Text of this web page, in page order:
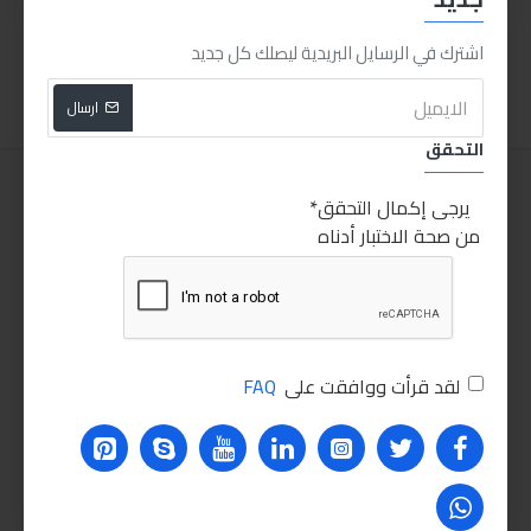
اشترك في الرسايل البريدية ليصلك كل جديد
ارسال
التحقق
يرجى إكمال التحقق
من صحة الاختبار أدناه
لقد قرأت ووافقت على FAQ
275.00LE
اضافة للسلة اضافة للسلة